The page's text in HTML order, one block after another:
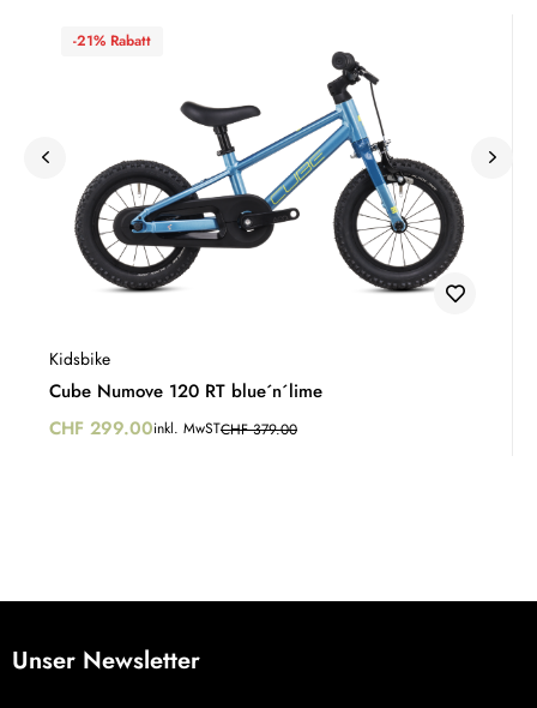
-21% Rabatt
Kidsbike
Cube Numove 120 RT blue´n´lime
CHF379.00
CHF 299.00inkl. MwST
Unser Newsletter